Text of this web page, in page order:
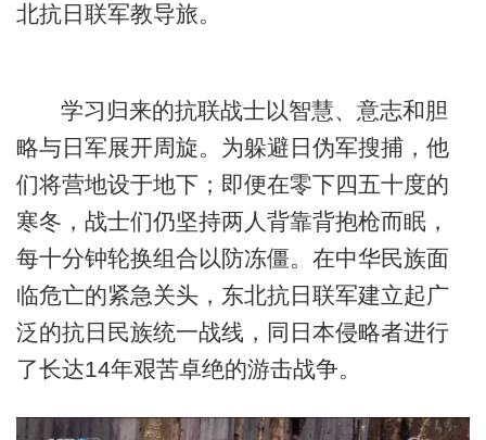
北抗日联军教导旅。
学习归来的抗联战士以智慧、意志和胆
略与日军展开周旋。为躲避日伪军搜捕，他
们将营地设于地下；即便在零下四五十度的
寒冬，战士们仍坚持两人背靠背抱枪而眠，
每十分钟轮换组合以防冻僵。在中华民族面
临危亡的紧急关头，东北抗日联军建立起广
泛的抗日民族统一战线，同日本侵略者进行
了长达14年艰苦卓绝的游击战争。